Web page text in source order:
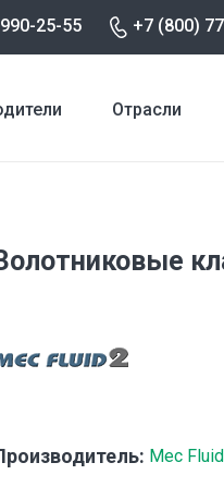
25-55 +7 (800)
Отрасли
Mec